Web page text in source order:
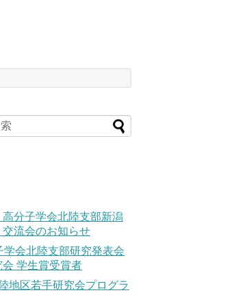
分子学会北陸支部新潟
流会のお知らせ
学会北陸支部研究発表会
学生賞受賞者
地区若手研究会プログラ